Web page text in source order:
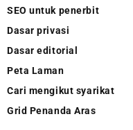
SEO untuk penerbit
Dasar privasi
Dasar editorial
Peta Laman
Cari mengikut syarikat
Grid Penanda Aras